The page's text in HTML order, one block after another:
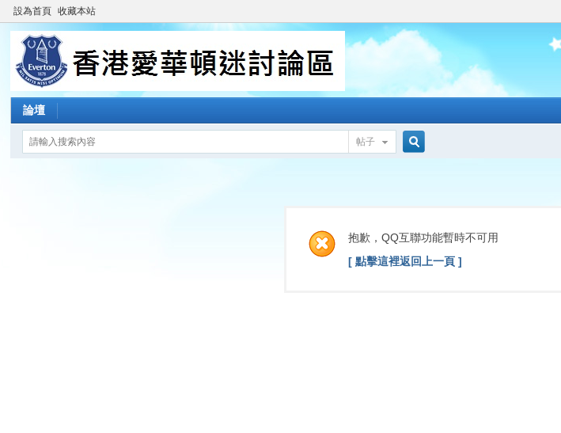
設為首頁 收藏本站
論壇
帖子
索
抱歉，QQ互聯功能暫時不可用
[ 點擊這裡返回上一頁 ]